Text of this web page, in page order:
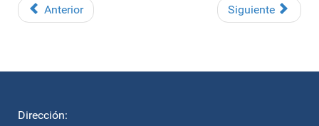
Anterior Siguiente
Dirección: